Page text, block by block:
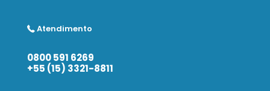
Atendimento
0800 591 6269
+55 (15) 3321-8811